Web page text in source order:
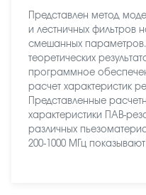
Представлен метод
и лестничных фильтров
смешанных
теоретических
программное
расчет характеристик
Представленные
характеристики ПАВ-
различных
200-1000 МГц